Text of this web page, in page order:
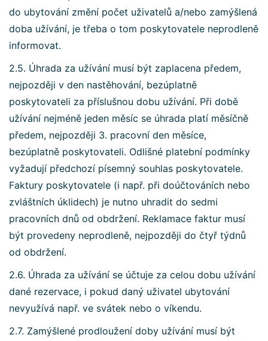
do ubytování změní počet uživatelů a/nebo zamýšlená
doba užívání, je třeba o tom poskytovatele neprodleně
informovat.
2.5. Úhrada za užívání musí být zaplacena předem,
nejpozději v den nastěhování, bezúplatně
poskytovateli za příslušnou dobu užívání. Při době
užívání nejméně jeden měsíc se úhrada platí měsíčně
předem, nejpozději 3. pracovní den měsíce,
bezúplatně poskytovateli. Odlišné platební podmínky
vyžadují předchozí písemný souhlas poskytovatele.
Faktury poskytovatele (i např. při doúčtováních nebo
zvláštních úklidech) je nutno uhradit do sedmi
pracovních dnů od obdržení. Reklamace faktur musí
být provedeny neprodleně, nejpozději do čtyř týdnů
od obdržení.
2.6. Úhrada za užívání se účtuje za celou dobu užívání
dané rezervace, i pokud daný uživatel ubytování
nevyužívá např. ve svátek nebo o víkendu.
2.7. Zamýšlené prodloužení doby užívání musí být